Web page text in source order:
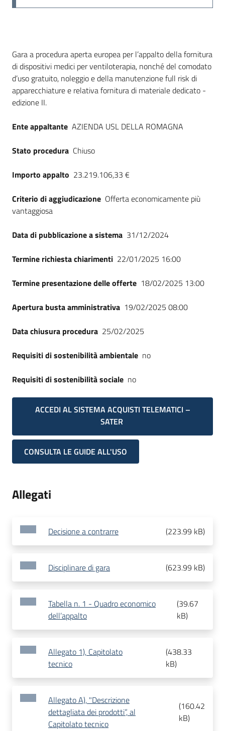
site
Seguici
Dati del bando
Gara a procedura aperta europea per l’appalto della fornitura
di dispositivi medici per ventiloterapia, nonché del comodato
d’uso gratuito, noleggio e della manutenzione full risk di
apparecchiature e relativa fornitura di materiale dedicato -
edizione II.
Ente appaltante AZIENDA USL DELLA ROMAGNA
Stato procedura Chiuso
Importo appalto 23.219.106,33 €
Criterio di aggiudicazione Offerta economicamente più
vantaggiosa
Data di pubblicazione a sistema 31/12/2024
Termine richiesta chiarimenti 22/01/2025 16:00
Termine presentazione delle offerte 18/02/2025 13:00
Apertura busta amministrativa 19/02/2025 08:00
Data chiusura procedura 25/02/2025
Requisiti di sostenibilità ambientale no
Requisiti di sostenibilità sociale no
ACCEDI AL SISTEMA ACQUISTI TELEMATICI –
SATER
CONSULTA LE GUIDE ALL'USO
Allegati
Decisione a contrarre (223.99 kB)
Disciplinare di gara (623.99 kB)
Tabella n. 1 - Quadro economico
dell’appalto
(39.67
kB)
Allegato 1), Capitolato
tecnico
(438.33
kB)
Allegato A), "Descrizione
dettagliata dei prodotti”, al
Capitolato tecnico
(160.42
kB)